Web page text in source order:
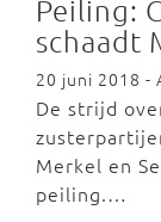
Peiling:
schaadt
20 juni 2018 -
De strijd
Merkel en
peiling.…